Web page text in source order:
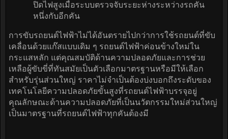
ปิดไฟสูงเมื่อระบบตรวจจับระยะห่างระหว่างรถคัน
หนึ่งกับอีกคัน
การขับรถยนต์ไฟฟ้าไม่ได้อันตรายไปกว่าการใช้รถยนต์ที่ขับ
เคลื่อนด้วยแก๊สแบบเดิม ๆ รถยนต์ไฟฟ้าค่อนข้างใหม่ใน
กระแสหลัก แต่คุณสมบัติด้านความปลอดภัยและการช่วย
เหลือผู้ขับขี่ที่ทันสมัยเป็นตัวเลือกมาตรฐานหรือมีให้เลือก
สำหรับรุ่นส่วนใหญ่ ราคาไม่จำเป็นต้องบ่งบอกถึงระดับของ
เทคโนโลยีความปลอดภัยขั้นสูงที่รถยนต์ไฟฟ้าบรรจุอยู่
คุณลักษณะด้านความปลอดภัยที่เป็นนวัตกรรมใหม่ส่วนใหญ่
เป็นมาตรฐานที่รถยนต์ไฟฟ้าทุกคันต้องมี